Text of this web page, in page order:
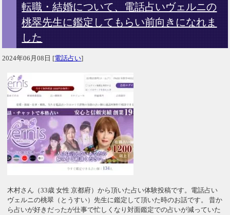
転職・結婚について、電話占いヴェルニの
桃翠先生に鑑定してもらい前向きになれま
した
2024年06月08日 [電話占い]
木村さん（33歳 女性 京都府）から頂いた占い体験投稿です。電話占い
ヴェルニの桃翠（とうすい）先生に鑑定して頂いた時のお話です。 昔か
ら占いが好きだったが仕事で忙しくなり対面鑑定での占いが減っていた